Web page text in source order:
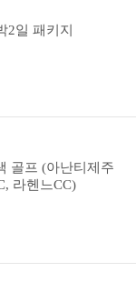
2일 패키지
골프 (아난티제주
라헨느CC)